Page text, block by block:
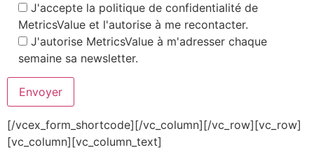
J'accepte la politique de confidentialité de
MetricsValue et l'autorise à me recontacter.
J'autorise MetricsValue à m'adresser chaque
semaine sa newsletter.
[/vcex_form_shortcode][/vc_column][/vc_row][vc_row]
[vc_column][vc_column_text]